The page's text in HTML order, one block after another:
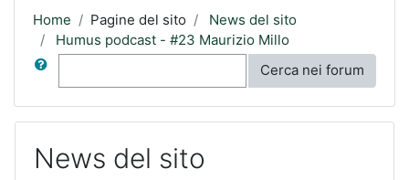
Home Pagine del sito
News del sito
Humus podcast - #23 Maurizio Millo
Cerca
Cerca nei forum
News del sito